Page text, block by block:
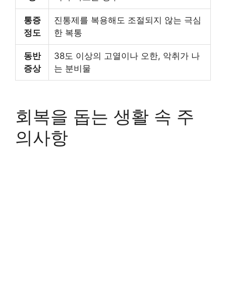
통증
정도
진통제를 복용해도 조절되지 않는 극심
한 복통
동반
증상
38도 이상의 고열이나 오한, 악취가 나
는 분비물
회복을 돕는 생활 속 주
의사항